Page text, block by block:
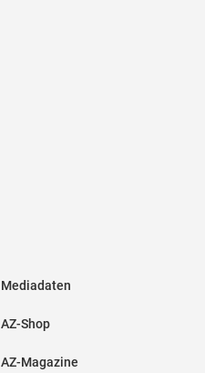
Mediadaten
AZ-Shop
AZ-Magazine